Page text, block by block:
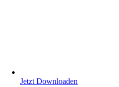
Jetzt Downloaden